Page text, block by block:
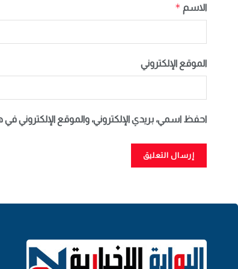
الاسم *
الموقع الإلكتروني
احفظ اسمي، بريدي الإلكتروني، والموقع الإلكتروني